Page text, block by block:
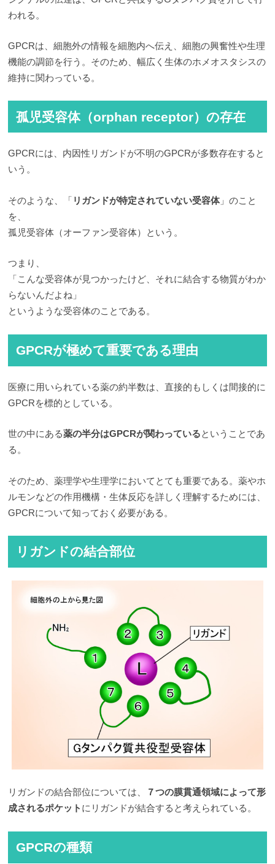
われる。
GPCRは、細胞外の情報を細胞内へ伝え、細胞の興奮性や生理
機能の調節を行う。そのため、幅広く生体のホメオスタシスの
維持に関わっている。
孤児受容体（orphan receptor）の存在
GPCRには、内因性リガンドが不明のGPCRが多数存在すると
いう。
そのような、「 リガンドが特定されていない受容体」のこと
を、
孤児受容体（オーファン受容体）という。
つまり、
「こんな受容体が見つかったけど、それに結合する物質がわか
らないんだよね」
というような受容体のことである。
GPCRが極めて重要である理由
医療に用いられている薬の約半数は、直接的もしくは間接的に
GPCRを標的としている。
世の中にある薬の半分はGPCRが関わっているということであ
る。
そのため、薬理学や生理学においてとても重要である。薬やホ
ルモンなどの作用機構・生体反応を詳しく理解するためには、
GPCRについて知っておく必要がある。
リガンドの結合部位
リガンドの結合部位については、
７つの膜貫通領域によって形
成されるポケット にリガンドが結合すると考えられている。
GPCRの種類